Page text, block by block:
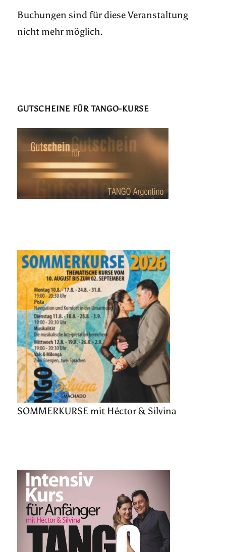
Buchungen sind für diese Veranstaltung
nicht mehr möglich.
GUTSCHEINE FÜR TANGO-KURSE
SOMMERKURSE mit Héctor & Silvina